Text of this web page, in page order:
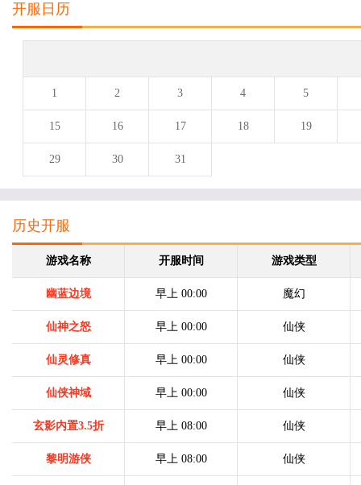
开服日历
1 2 3 4 5
15 16 17 18 19
29 30 31
历史开服
游戏名称 开服时间 游戏类型
幽蓝边境 早上 00:00 魔幻
仙神之怒 早上 00:00 仙侠
仙灵修真 早上 00:00 仙侠
仙侠神域 早上 00:00 仙侠
玄影内置3.5折 早上 08:00 仙侠
黎明游侠 早上 08:00 仙侠